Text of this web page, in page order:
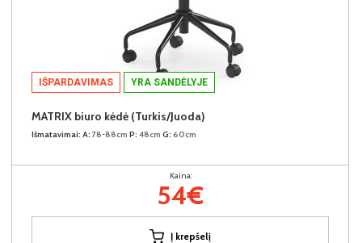
IŠPARDAVIMAS YRA SANDĖLYJE
MATRIX biuro kėdė (Turkis/Juoda)
Išmatavimai: A: 78-88cm P: 48cm G: 60cm
Kaina:
54€
Į krepšelį